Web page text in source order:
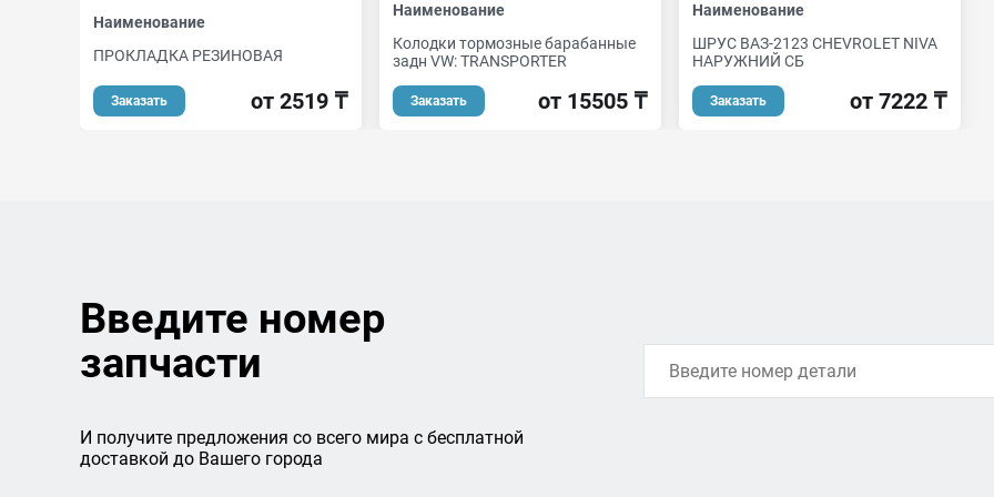
Наименование
ПРОКЛАДКА РЕЗИНОВАЯ
Заказать от 2519 ₸
Наименование
Колодки тормозные барабанные
задн VW: TRANSPORTER
Заказать от 15505 ₸
Наименование
ШРУС ВАЗ-2123 CHEVROLET NIVA
НАРУЖНИЙ СБ
Заказать от 7222 ₸
Введите номер
запчасти
И получите предложения со всего мира с бесплатной
доставкой до Вашего города